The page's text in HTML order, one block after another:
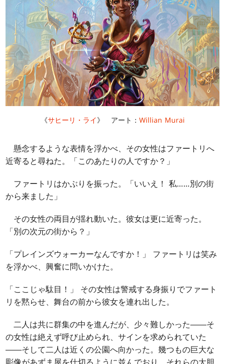
《サヒーリ・ライ》 アート： Willian Murai
懸念するような表情を浮かべ、その女性はファートリへ
近寄ると尋ねた。「このあたりの人ですか？」
ファートリはかぶりを振った。「いいえ！ 私……別の街
から来ました」
その女性の両目が揺れ動いた。彼女は更に近寄った。
「別の次元の街から？」
「プレインズウォーカーなんですか！」 ファートリは笑み
を浮かべ、興奮に問いかけた。
「ここじゃ駄目！」 その女性は警戒する身振りでファート
リを黙らせ、舞台の前から彼女を連れ出した。
二人は共に群集の中を進んだが、少々難しかった――そ
の女性は絶えず呼び止められ、サインを求められていた
――そして二人は近くの公園へ向かった。幾つもの巨大な